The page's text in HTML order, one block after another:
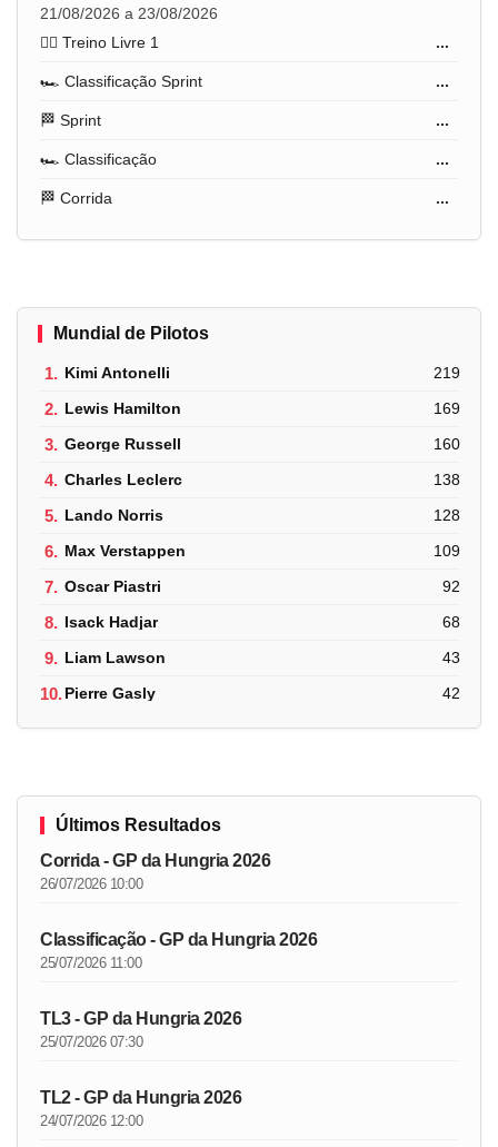
21/08/2026 a 23/08/2026
🏋️‍♂️ Treino Livre 1
...
🏎️ Classificação Sprint ...
🏁 Sprint ...
🏎️ Classificação ...
🏁 Corrida ...
Mundial de Pilotos
1. Kimi Antonelli 219
2. Lewis Hamilton 169
3. George Russell 160
4. Charles Leclerc 138
5. Lando Norris 128
6. Max Verstappen 109
7. Oscar Piastri 92
8. Isack Hadjar 68
9. Liam Lawson 43
10.Pierre Gasly 42
Últimos Resultados
Corrida - GP da Hungria 2026
26/07/2026 10:00
Classificação - GP da Hungria 2026
25/07/2026 11:00
TL3 - GP da Hungria 2026
25/07/2026 07:30
TL2 - GP da Hungria 2026
24/07/2026 12:00